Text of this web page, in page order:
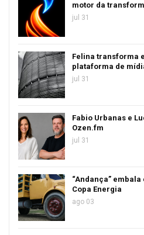
motor da
jul 31
Felina transforma
plataforma de
jul 31
Fabio Urbanas e
Ozen.fm
jul 31
“Andança”
Copa Energia
ago 03